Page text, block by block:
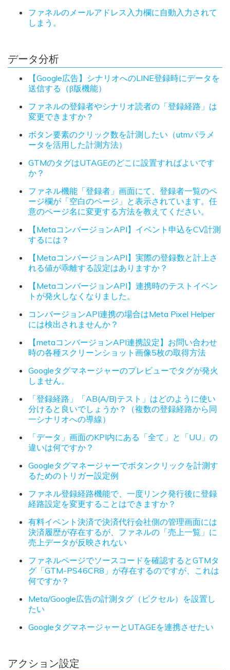
ファネルのメールアドレス入力欄に自動入力されて
しまう。
データ分析
【Google広告】シナリオへのLINE登録時にデータを
送信する（β版機能）
ファネルの登録者やシナリオ読者の「登録経路」は
変更できますか？
ボタン要素のクリック数を計測したい（utmパラメ
ータを活用した計測方法）
GTMのタグはUTAGEのどこに設置すればよいです
か？
ファネル機能「登録者」画面にて、登録者一覧のペ
ージ欄が「空白のページ」と表示されています。任
意のページ名に変更する方法を教えてください。
【MetaコンバージョンAPI】イベント申込をCV計測
するには？
【MetaコンバージョンAPI】実際の登録数と計上さ
れる値が乖離する設定はありますか？
【MetaコンバージョンAPI】連携時のテストイベン
トが発火しなくなりました。
コンバージョンAPI連携の場合はMeta Pixel Helper
には検出されませんか？
【metaコンバージョンAPI連携設定】お問い合わせ
時の各種スクリーンショット画像5枚の取得方法
Googleタグマネージャーのプレビューでタグが発火
しません。
「登録経路」「AB(A/B)テスト」はどのように使い
分けると良いでしょうか？（複数の登録経路から同
一シナリオへの導線）
「データ」画面のKPI内にある「全て」と「UU」の
違いは何ですか？
Googleタグマネージャーでボタンクリックを計測す
るためのトリガー設定例
ファネル登録経路機能で、一度リンク発行後に登録
経路設定を変更することはできますか？
有料イベント決済で決済代行会社側の管理画面には
決済履歴が存在するが、ファネルの「売上一覧」に
売上データが反映されない
ファネルページでソースコードを確認するとGTMタ
グ「GTM-PS46CR8」が存在するのですが、これは
何ですか？
Meta/Google広告の計測タグ（ピクセル）を設置し
たい
GoogleタグマネージャーとUTAGEを連携させたい
アクション設定